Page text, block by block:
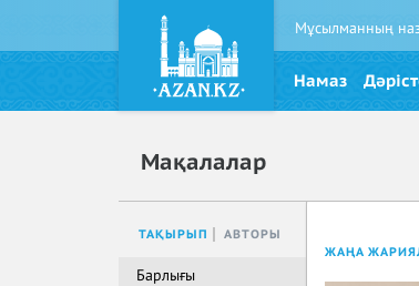
Мұсылманның
Намаз
Мақалалар
ТАҚЫРЫП АВТОРЫ
Барлығы
ЖАҢА